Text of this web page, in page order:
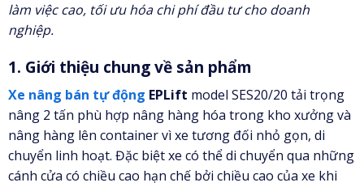
làm việc cao, tối ưu hóa chi phí đầu tư cho doanh
nghiệp.
1. Giới thiệu chung về sản phẩm
Xe nâng bán tự động EPLift model SES20/20 tải trọng
nâng 2 tấn phù hợp nâng hàng hóa trong kho xưởng và
nâng hàng lên container vì xe tương đối nhỏ gọn, di
chuyển linh hoạt. Đặc biệt xe có thể di chuyển qua những
cánh cửa có chiều cao hạn chế bởi chiều cao của xe khi